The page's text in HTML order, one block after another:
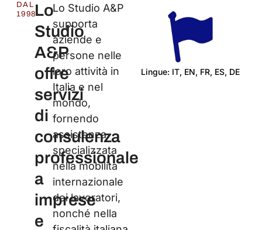
DAL
1998Lo
Studio
A&P
offre
servizi
di
consulenza
professionale
a
imprese
e
Lo Studio A&P
supporta
aziende e
persone nelle
loro attività in
Italia e nel
mondo,
fornendo
assistenza
specializzata
nella mobilità
internazionale
dei lavoratori,
nonché nella
Lingue: IT, EN, FR, ES, DE